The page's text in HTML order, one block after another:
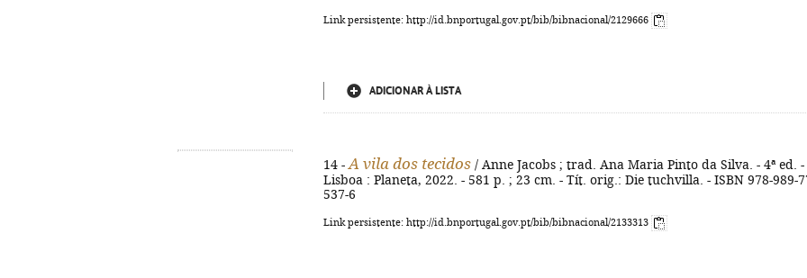
Link persistente: http://id.bnportugal.gov.pt/bib/bibnacional/2129666
ADICIONAR À LISTA
14 - A vila dos tecidos / Anne Jacobs ; trad. Ana Maria Pinto da Silva. - 4ª ed. -
Lisboa : Planeta, 2022. - 581 p. ; 23 cm. - Tít. orig.: Die tuchvilla. - ISBN 978-989-
537-6
Link persistente: http://id.bnportugal.gov.pt/bib/bibnacional/2133313